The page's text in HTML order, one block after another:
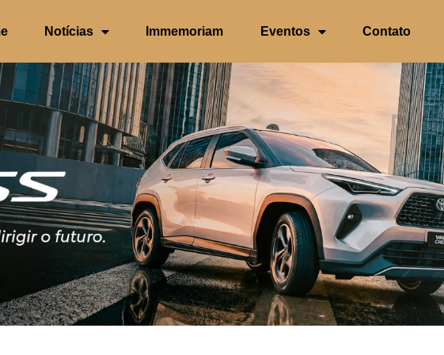
Notícias Immemoriam Eventos Contato